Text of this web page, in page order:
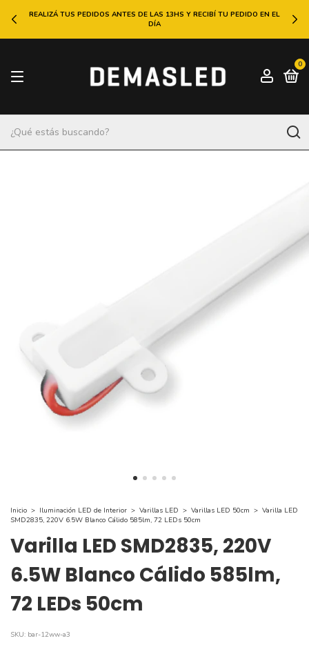
REALIZÁ TUS PEDIDOS ANTES DE LAS 13HS Y RECIBÍ TU PEDIDO EN EL
DÍA
0
Inicio > Iluminación LED de Interior > Varillas LED > Varillas LED 50cm > Varilla LED
SMD2835, 220V 6.5W Blanco Cálido 585lm, 72 LEDs 50cm
Varilla LED SMD2835, 220V
6.5W Blanco Cálido 585lm,
72 LEDs 50cm
SKU: bar-12ww-a3